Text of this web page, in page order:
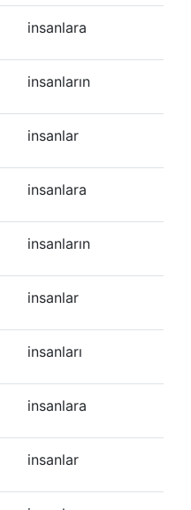
insanlara
insanların
insanlar
insanlara
insanların
insanlar
insanları
insanlara
insanlar